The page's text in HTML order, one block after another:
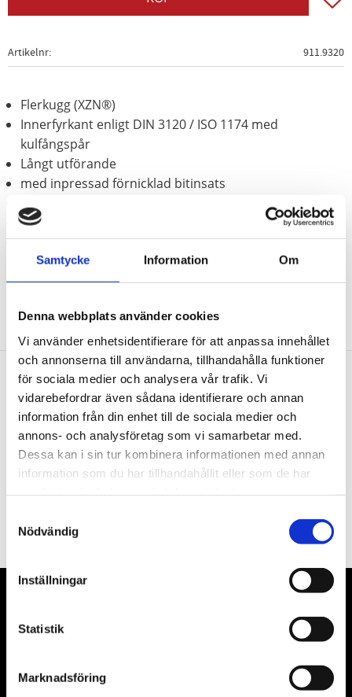
Samtycke Information Om
Denna webbplats använder cookies
Vi använder enhetsidentifierare för att anpassa innehållet
och annonserna till användarna, tillhandahålla funktioner
för sociala medier och analysera vår trafik. Vi
vidarebefordrar även sådana identifierare och annan
information från din enhet till de sociala medier och
annons- och analysföretag som vi samarbetar med.
Dessa kan i sin tur kombinera informationen med annan
information som du har tillhandahållit eller som de har
Nödvändig
Inställningar
Statistik
Marknadsföring
Artikelnr 911.9320
Flerkugg (XZN®)
Innerfyrkant enligt DIN 3120 / ISO 1174 med
kulfångspår
Långt utförande
med inpressad förnicklad bitinsats
för manuell hantering
Matt satinerat
Krom vanadium
Nyhetsbrev
PRENUMERERA
integritetspolicy.
Våra främsta leverantörer är KS Tools verktyg, ATH billyftar
& däckmaskiner och Master luftmaskiner. Kontakta oss
gärna om vad som helst då vi gör vårt yttersta för att hjälpa